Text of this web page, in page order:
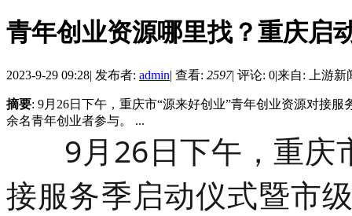
青年创业资源哪里找？重庆启
2023-9-29 09:28| 发布者: admin| 查看: 2597| 评论: 0|来自: 上游新
摘要: 9月26日下午，重庆市“源来好创业”青年创业资源对接
余名青年创业者参与。 ...
9月26日下午，重庆
接服务季启动仪式暨市